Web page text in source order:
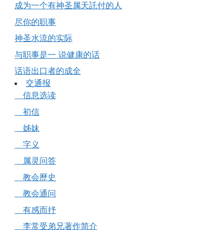
成为一个有神圣属天託付的人
尽你的职事
神圣水流的实际
与职事是一 说健康的话
话语出口者的成全
交通报
信息选读
初信
姊妹
字义
属灵问答
教会歷史
教会通问
有感而抒
李常受弟兄著作简介